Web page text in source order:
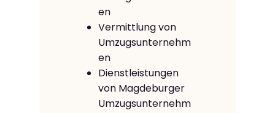
en
Vermittlung von
Umzugsunternehm
en
Dienstleistungen
von Magdeburger
Umzugsunternehm